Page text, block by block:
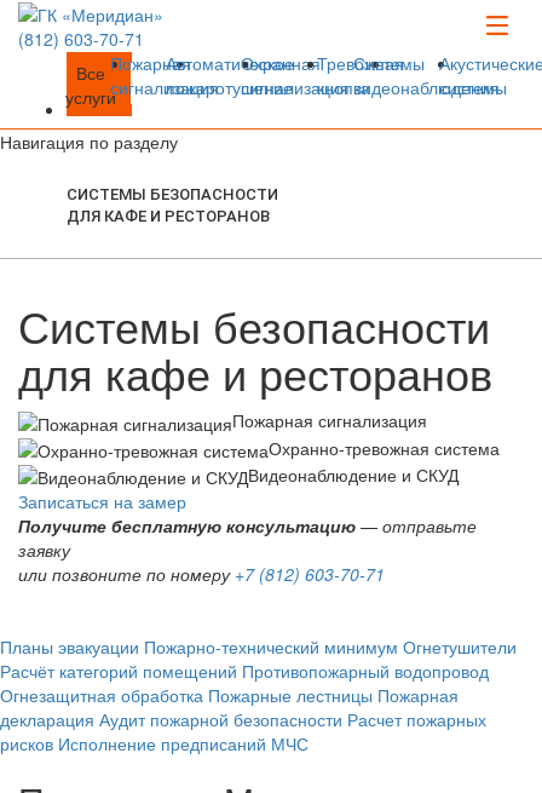
(812) 603-70-71
Все
услуги
Пожарная
сигнализация
Автоматическое
пожаротушение
Охранная
сигнализация
Тревожная
кнопка
Системы
видеонаблюдения
системы
Навигация по разделу
СИСТЕМЫ БЕЗОПАСНОСТИ
ДЛЯ КАФЕ И РЕСТОРАНОВ
Системы безопасности
для кафе и ресторанов
Пожарная сигнализация
Охранно-тревожная система
Видеонаблюдение и СКУД
Записаться на замер
Получите бесплатную консультацию — отправьте
заявку
или позвоните по номеру +7 (812) 603-70-71
Планы эвакуации Пожарно-технический минимум Огнетушители
Расчёт категорий помещений Противопожарный водопровод
Огнезащитная обработка Пожарные лестницы Пожарная
декларация Аудит пожарной безопасности Расчет пожарных
рисков Исполнение предписаний МЧС